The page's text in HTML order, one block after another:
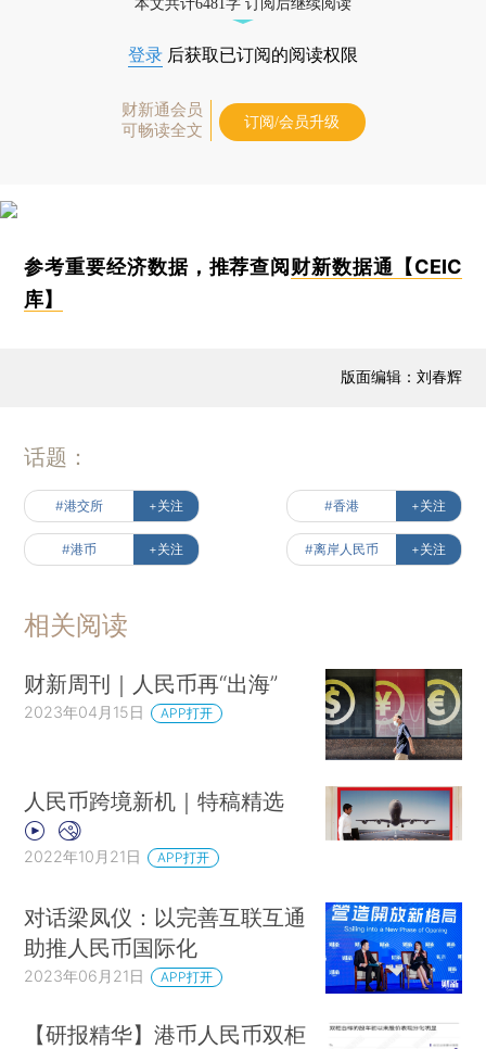
本文共计6481字 订阅后继续阅读
登录 后获取已订阅的阅读权限
财新通会员
可畅读全文
订阅/会员升级
参考重要经济数据，推荐查阅财新数据通【CEIC
库】
版面编辑：刘春辉
话题：
#港交所 +关注 #香港 +关注
#港币 +关注 #离岸人民币 +关注
相关阅读
财新周刊｜人民币再“出海”
2023年04月15日 APP打开
人民币跨境新机｜特稿精选
2022年10月21日 APP打开
对话梁凤仪：以完善互联互通
助推人民币国际化
2023年06月21日 APP打开
【研报精华】港币人民币双柜